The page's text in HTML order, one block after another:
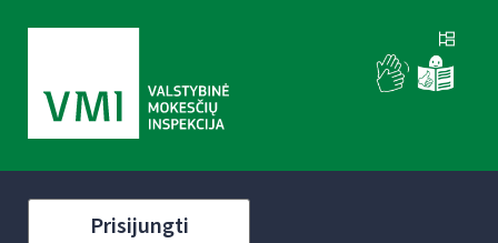
Prisijungti